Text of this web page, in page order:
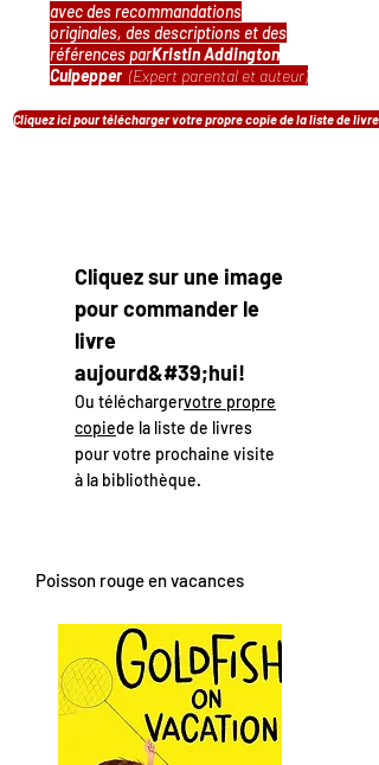
avec des recommandations
originales, des descriptions et des
références parKristin Addington
Culpepper (Expert parental et auteur)
Cliquez ici pour télécharger votre propre copie de la liste de
Cliquez sur une image
pour commander le
livre
aujourd&#39;hui!
Ou téléchargervotre propre
copiede la liste de livres
pour votre prochaine visite
à la bibliothèque.
Poisson rouge en vacances